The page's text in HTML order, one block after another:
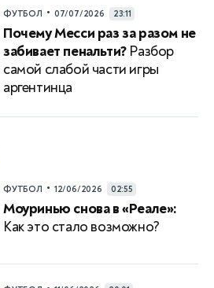
ФУТБОЛ • 07/07/2026 23:11
Почему Месси раз за разом не
забивает пенальти?Разбор
самой слабой части игры
аргентинца
ФУТБОЛ • 12/06/2026 02:55
Моуринью снова в «Реале»:
Как это стало возможно?